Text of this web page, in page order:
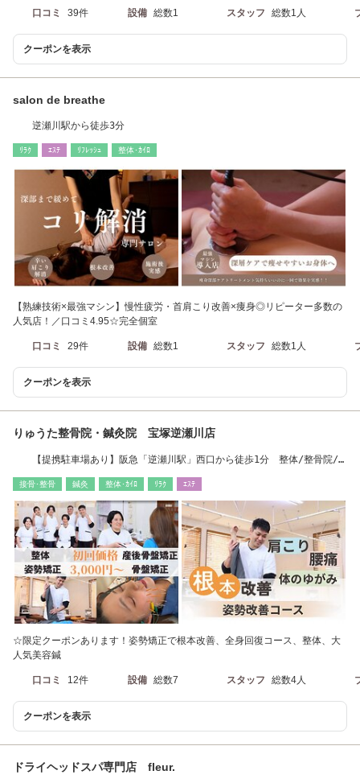
口コミ 39件 設備 総数1 スタッフ 総数1人
クーポンを表示
salon de breathe
逆瀬川駅から徒歩3分
ﾘﾗｸ ｴｽﾃ ﾘﾌﾚｯｼｭ 整体･ｶｲﾛ
【熟練技術×最強マシン】慢性疲労・首肩こり改善×痩身◎リピーター多数の
人気店！／口コミ4.95☆完全個室
口コミ 29件 設備 総数1 スタッフ 総数1人
クーポンを表示
りゅうた整骨院・鍼灸院 宝塚逆瀬川店
【提携駐車場あり】阪急「逆瀬川駅」西口から徒歩1分 整体/整骨院/
接骨･整骨 鍼灸 整体･ｶｲﾛ ﾘﾗｸ ｴｽﾃ
☆限定クーポンあります！姿勢矯正で根本改善、全身回復コース、整体、大
人気美容鍼
口コミ 12件 設備 総数7 スタッフ 総数4人
クーポンを表示
ドライヘッドスパ専門店 fleur.